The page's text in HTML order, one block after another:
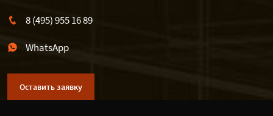
8 (495) 955 16 89
WhatsApp
Оставить заявку